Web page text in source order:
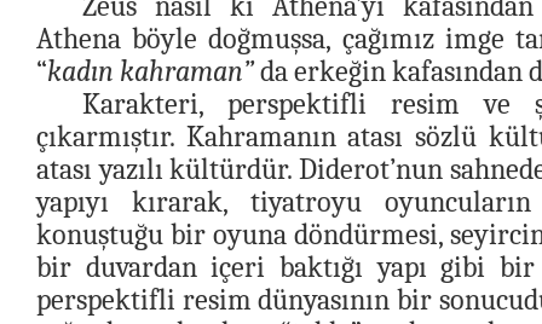
Athena böyle doğmuşsa, çağımız imge
“kadın kahraman”da erkeğin kafasından
Karakteri, perspektifli resim ve
çıkarmıştır. Kahramanın atası sözlü
atası yazılı kültürdür. Diderot’nun
yapıyı kırarak, tiyatroyu
konuştuğu bir oyuna döndürmesi,
bir duvardan içeri baktığı yapı gibi bir
perspektifli resim dünyasının bir